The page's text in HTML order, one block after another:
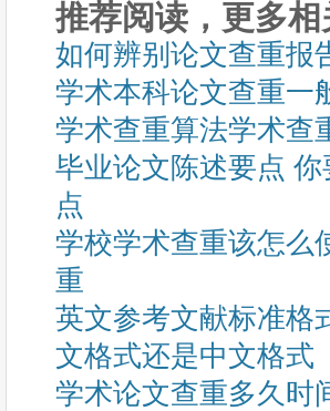
推荐阅读，更多相
如何辨别论文查重报
学术本科论文查重一
学术查重算法学术查
毕业论文陈述要点
点
学校学术查重该怎么
重
英文参考文献标准格
文格式还是中文格式
学术论文查重多久时